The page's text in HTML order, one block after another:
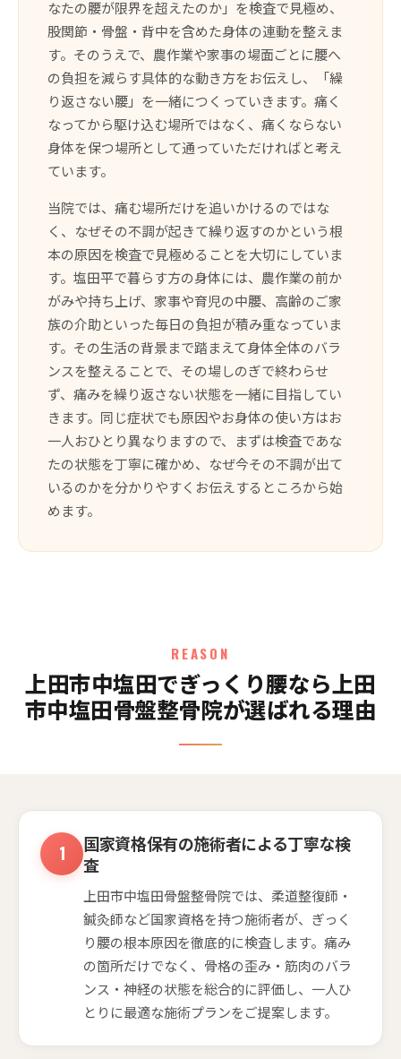
なたの腰が限界を超えたのか」を検査で見極め、
股関節・骨盤・背中を含めた身体の連動を整えま
す。そのうえで、農作業や家事の場面ごとに腰へ
の負担を減らす具体的な動き方をお伝えし、「繰
り返さない腰」を一緒につくっていきます。痛く
なってから駆け込む場所ではなく、痛くならない
身体を保つ場所として通っていただければと考え
ています。
当院では、痛む場所だけを追いかけるのではな
く、なぜその不調が起きて繰り返すのかという根
本の原因を検査で見極めることを大切にしていま
す。塩田平で暮らす方の身体には、農作業の前か
がみや持ち上げ、家事や育児の中腰、高齢のご家
族の介助といった毎日の負担が積み重なっていま
す。その生活の背景まで踏まえて身体全体のバラ
ンスを整えることで、その場しのぎで終わらせ
ず、痛みを繰り返さない状態を一緒に目指してい
きます。同じ症状でも原因やお身体の使い方はお
一人おひとり異なりますので、まずは検査であな
たの状態を丁寧に確かめ、なぜ今その不調が出て
いるのかを分かりやすくお伝えするところから始
めます。
REASON
上田市中塩田でぎっくり腰なら上田
市中塩田骨盤整骨院が選ばれる理由
国家資格保有の施術者による丁寧な検
査
上田市中塩田骨盤整骨院では、柔道整復師・
鍼灸師など国家資格を持つ施術者が、ぎっく
り腰の根本原因を徹底的に検査します。痛み
の箇所だけでなく、骨格の歪み・筋肉のバラ
ンス・神経の状態を総合的に評価し、一人ひ
とりに最適な施術プランをご提案します。